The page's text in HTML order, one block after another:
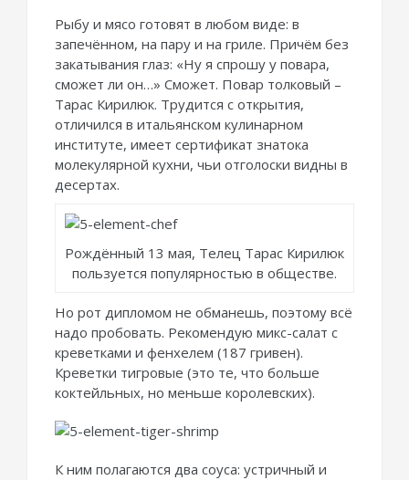
Рыбу и мясо готовят в любом виде: в
запечённом, на пару и на гриле. Причём без
закатывания глаз: «Ну я спрошу у повара,
сможет ли он…» Сможет. Повар толковый –
Тарас Кирилюк. Трудится с открытия,
отличился в итальянском кулинарном
институте, имеет сертификат знатока
молекулярной кухни, чьи отголоски видны в
десертах.
Рождённый 13 мая, Телец Тарас Кирилюк
пользуется популярностью в обществе.
Но рот дипломом не обманешь, поэтому всё
надо пробовать. Рекомендую микс-салат с
креветками и фенхелем (187 гривен).
Креветки тигровые (это те, что больше
коктейльных, но меньше королевских).
К ним полагаются два соуса: устричный и